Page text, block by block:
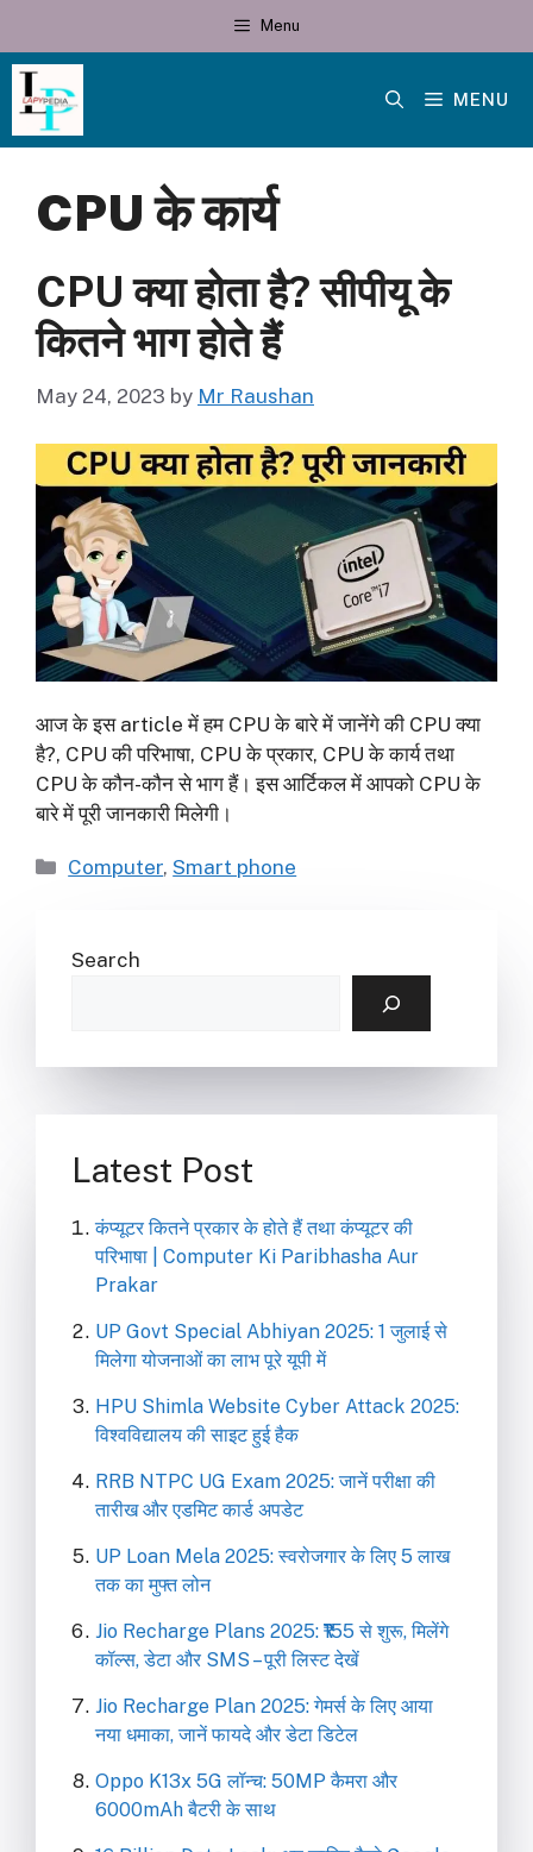
content
Menu
MENU
CPU के कार्य
CPU क्या होता है? सीपीयू के
कितने भाग होते हैं
May 24, 2023 by Mr Raushan
आज के इस article में हम CPU के बारे में जानेंगे की CPU क्या
है?, CPU की परिभाषा, CPU के प्रकार, CPU के कार्य तथा
CPU के कौन-कौन से भाग हैं। इस आर्टिकल में आपको CPU के
बारे में पूरी जानकारी मिलेगी।
Categories
Computer,Smart phone
Search
Latest Post
कंप्यूटर कितने प्रकार के होते हैं तथा कंप्यूटर की
परिभाषा | Computer Ki Paribhasha Aur
Prakar
UP Govt Special Abhiyan 2025: 1 जुलाई से
मिलेगा योजनाओं का लाभ पूरे यूपी में
HPU Shimla Website Cyber Attack 2025:
विश्वविद्यालय की साइट हुई हैक
RRB NTPC UG Exam 2025: जानें परीक्षा की
तारीख और एडमिट कार्ड अपडेट
UP Loan Mela 2025: स्वरोजगार के लिए 5 लाख
तक का मुफ्त लोन
Jio Recharge Plans 2025: ₹155 से शुरू, मिलेंगे
कॉल्स, डेटा और SMS – पूरी लिस्ट देखें
Jio Recharge Plan 2025: गेमर्स के लिए आया
नया धमाका, जानें फायदे और डेटा डिटेल
Oppo K13x 5G लॉन्च: 50MP कैमरा और
6000mAh बैटरी के साथ